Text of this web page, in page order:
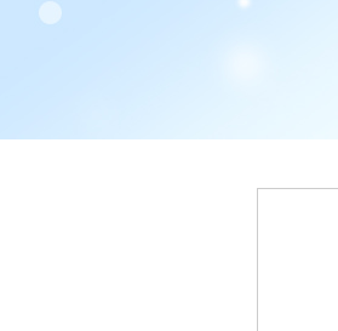
Web商品カタログ